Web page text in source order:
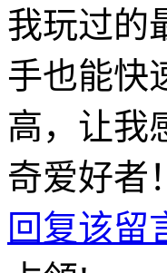
我玩过的
手也能快
高，让我
奇爱好者！
回复该留